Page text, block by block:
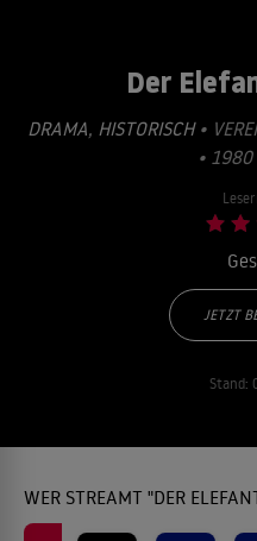
Der
DRAMA, HISTORISCH•
•
JETZT
Stand:
WER STREAMT "DER